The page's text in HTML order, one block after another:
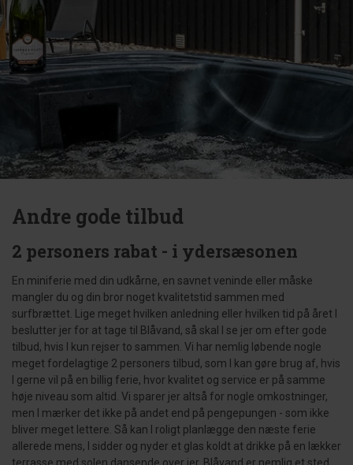
Andre gode tilbud
2 personers rabat - i ydersæsonen
En miniferie med din udkårne, en savnet veninde eller måske
mangler du og din bror noget kvalitetstid sammen med
surfbrættet. Lige meget hvilken anledning eller hvilken tid på året I
beslutter jer for at tage til Blåvand, så skal I se jer om efter gode
tilbud, hvis I kun rejser to sammen. Vi har nemlig løbende nogle
meget fordelagtige 2 personers tilbud, som I kan gøre brug af, hvis
I gerne vil på en billig ferie, hvor kvalitet og service er på samme
høje niveau som altid. Vi sparer jer altså for nogle omkostninger,
men I mærker det ikke på andet end på pengepungen - som ikke
bliver meget lettere. Så kan I roligt planlægge den næste ferie
allerede mens, I sidder og nyder et glas koldt at drikke på en lækker